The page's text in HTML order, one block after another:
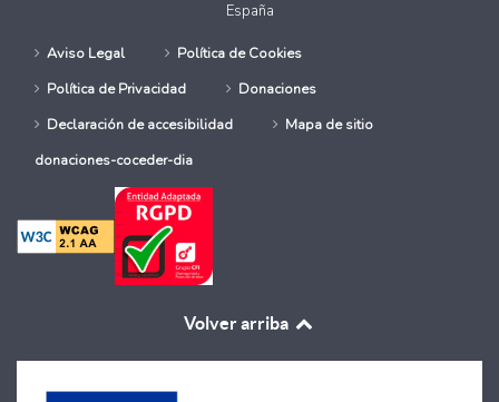
España
Aviso Legal
Política de Cookies
Política de Privacidad
Donaciones
Declaración de accesibilidad
Mapa de sitio
donaciones-coceder-dia
Volver arriba